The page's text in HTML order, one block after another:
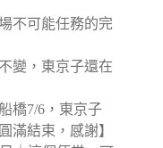
不可能任務的完
變，東京子還在
橋7/6，東京子
滿結束，感謝】